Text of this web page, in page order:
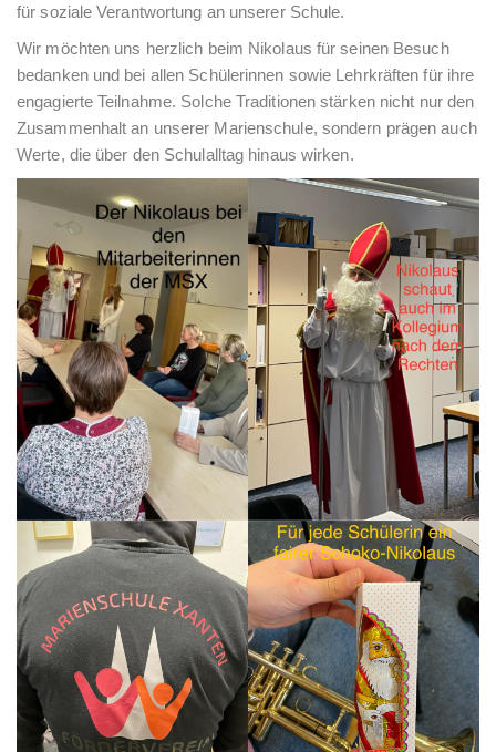
für soziale Verantwortung an unserer Schule.
Wir möchten uns herzlich beim Nikolaus für seinen Besuch
bedanken und bei allen Schülerinnen sowie Lehrkräften für ihre
engagierte Teilnahme. Solche Traditionen stärken nicht nur den
Zusammenhalt an unserer Marienschule, sondern prägen auch
Werte, die über den Schulalltag hinaus wirken.